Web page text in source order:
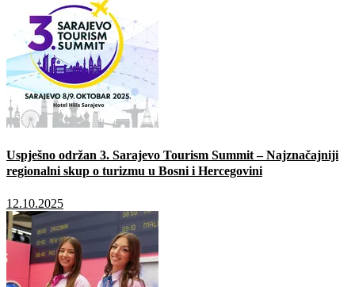
Uspješno održan 3. Sarajevo Tourism Summit – Najznačajniji
regionalni skup o turizmu u Bosni i Hercegovini
12.10.2025